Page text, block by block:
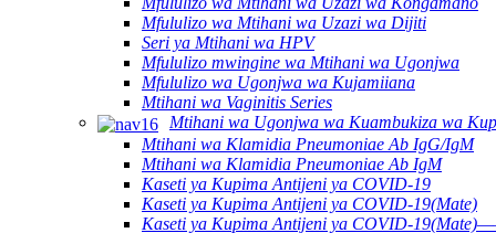
Mfululizo wa Mtihani wa Uzazi wa Dijiti
Seri ya Mtihani wa HPV
Mfululizo mwingine wa Mtihani wa Ugonjwa
Mfululizo wa Ugonjwa wa Kujamiiana
Mtihani wa Vaginitis Series
Mtihani wa Ugonjwa wa Kuambukiza wa
Mtihani wa Klamidia Pneumoniae Ab IgG/IgM
Mtihani wa Klamidia Pneumoniae Ab IgM
Kaseti ya Kupima Antijeni ya COVID-19
Kaseti ya Kupima Antijeni ya COVID-19(Mate)
Kaseti ya Kupima Antijeni ya COVID-